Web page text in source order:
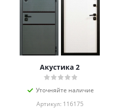
Акустика 2
Уточняйте наличие
Артикул: 116175